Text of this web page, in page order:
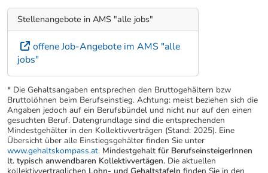
Stellenangebote in AMS "alle jobs"
offene Job-Angebote im AMS "alle
jobs"
* Die Gehaltsangaben entsprechen den Bruttogehältern bzw
Bruttolöhnen beim Berufseinstieg. Achtung: meist beziehen sich die
Angaben jedoch auf ein Berufsbündel und nicht nur auf den einen
gesuchten Beruf. Datengrundlage sind die entsprechenden
Mindestgehälter in den Kollektivverträgen (Stand: 2025). Eine
Übersicht über alle Einstiegsgehälter finden Sie unter
www.gehaltskompass.at. Mindestgehalt für BerufseinsteigerInnen
lt. typisch anwendbaren Kollektivvertägen. Die aktuellen